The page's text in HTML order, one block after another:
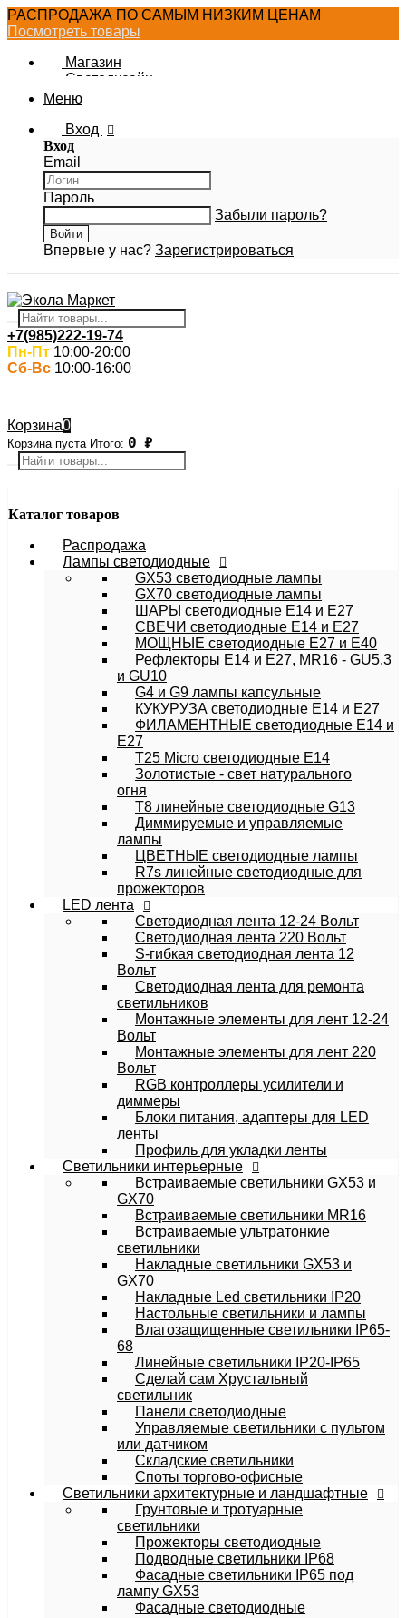
РАСПРОДАЖА ПО САМЫМ НИЗКИМ ЦЕНАМ
Посмотреть товары
Магазин
Светодизайн
Новости Ecola
Меню
Вход
Вход
Email
Пароль
Забыли пароль?
Впервые у нас? Зарегистрироваться
+7(985)222-19-74
Пн-Пт 10:00-20:00
Сб-Вс 10:00-16:00
Корзина0
Корзина пуста Итого: 0 ₽
Каталог товаров
Распродажа
Лампы светодиодные
GX53 светодиодные лампы
GX70 светодиодные лампы
ШАРЫ светодиодные E14 и E27
СВЕЧИ светодиодные E14 и E27
МОЩНЫЕ светодиодные E27 и E40
Рефлекторы E14 и E27, MR16 - GU5,3
и GU10
G4 и G9 лампы капсульные
КУКУРУЗА светодиодные E14 и E27
ФИЛАМЕНТНЫЕ светодиодные E14 и
E27
T25 Micro светодиодные E14
Золотистые - свет натурального
огня
T8 линейные светодиодные G13
Диммируемые и управляемые
лампы
ЦВЕТНЫЕ светодиодные лампы
R7s линейные светодиодные для
прожекторов
LED лента
Светодиодная лента 12-24 Вольт
Светодиодная лента 220 Вольт
S-гибкая светодиодная лента 12
Вольт
Светодиодная лента для ремонта
светильников
Монтажные элементы для лент 12-24
Вольт
Монтажные элементы для лент 220
Вольт
RGB контроллеры усилители и
диммеры
Блоки питания, адаптеры для LED
ленты
Профиль для укладки ленты
Светильники интерьерные
Встраиваемые светильники GX53 и
GX70
Встраиваемые светильники MR16
Встраиваемые ультратонкие
светильники
Накладные светильники GX53 и
GX70
Накладные Led светильники IP20
Настольные светильники и лампы
Влагозащищенные светильники IP65-
68
Линейные светильники IP20-IP65
Сделай сам Хрустальный
светильник
Панели светодиодные
Управляемые светильники с пультом
или датчиком
Складские светильники
Споты торгово-офисные
Светильники архитектурные и ландшафтные
Грунтовые и тротуарные
светильники
Прожекторы светодиодные
Подводные светильники IP68
Фасадные светильники IP65 под
лампу GX53
Фасадные светодиодные